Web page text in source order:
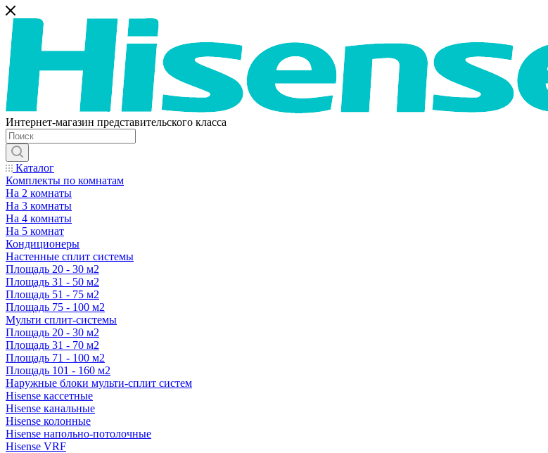
Интернет-магазин представительского класса
Каталог
Комплекты по комнатам
На 2 комнаты
На 3 комнаты
На 4 комнаты
На 5 комнат
Кондиционеры
Настенные сплит системы
Площадь 20 - 30 м2
Площадь 31 - 50 м2
Площадь 51 - 75 м2
Площадь 75 - 100 м2
Мульти сплит-системы
Площадь 20 - 30 м2
Площадь 31 - 70 м2
Площадь 71 - 100 м2
Площадь 101 - 160 м2
Наружные блоки мульти-сплит систем
Hisense кассетные
Hisense канальные
Hisense колонные
Hisense напольно-потолочные
Hisense VRF